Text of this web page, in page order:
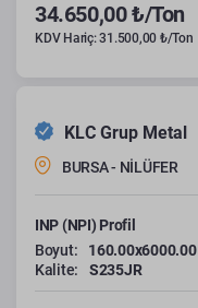
34.650,00 ₺/Ton
KDV Hariç: 31.500,00 ₺/Ton
KLC Grup Metal
BURSA - NİLÜFER
INP (NPI) Profil
Boyut:
160.00x6000.00
Kalite:
S235JR